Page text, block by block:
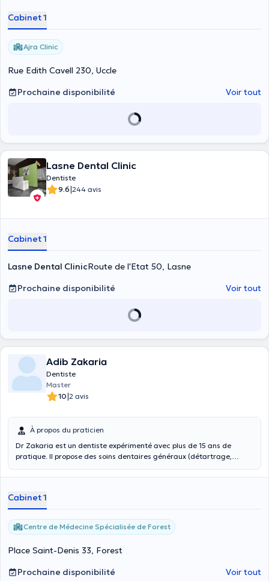
Cabinet 1
Ajra Clinic
Rue Edith Cavell 230, Uccle
Prochaine disponibilité
Voir tout
Lasne Dental Clinic
Dentiste
9.6|244 avis
Cabinet 1
Lasne Dental ClinicRoute de l'Etat 50, Lasne
Prochaine disponibilité
Voir tout
Adib Zakaria
Dentiste
Master
10|2 avis
À propos du praticien
Dr Zakaria est un dentiste expérimenté avec plus de 15 ans de
pratique. Il propose des soins dentaires généraux (détartrage,
moderne et axée sur la prévention pour enfants et adultes.
Cabinet 1
Centre de Médecine Spécialisée de Forest
Place Saint-Denis 33, Forest
Prochaine disponibilité
Voir tout